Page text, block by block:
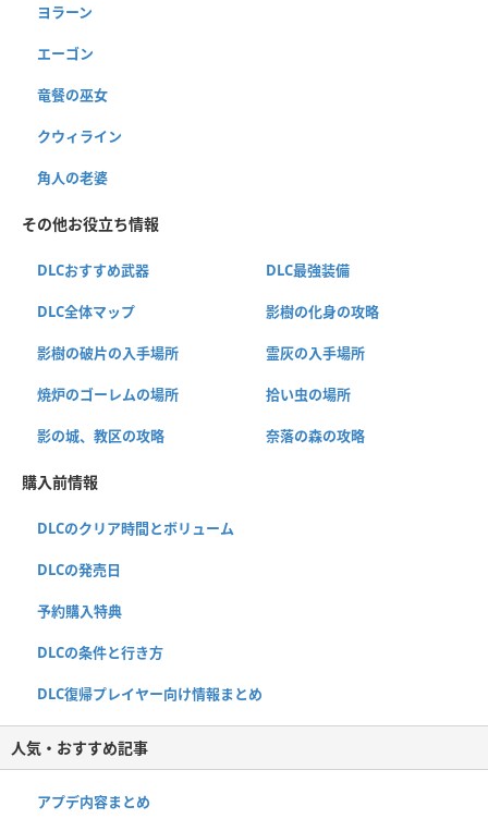
ヨラーン
エーゴン
竜餐の巫女
クウィライン
角人の老婆
その他お役立ち情報
DLCおすすめ武器 DLC最強装備
DLC全体マップ 影樹の化身の攻略
影樹の破片の入手場所 霊灰の入手場所
焼炉のゴーレムの場所 拾い虫の場所
影の城、教区の攻略 奈落の森の攻略
購入前情報
DLCのクリア時間とボリューム
DLCの発売日
予約購入特典
DLCの条件と行き方
DLC復帰プレイヤー向け情報まとめ
人気・おすすめ記事
アプデ内容まとめ